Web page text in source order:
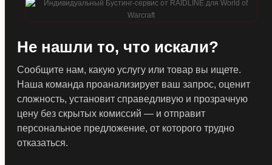
Не нашли то, что искали?
Сообщите нам, какую услугу или товар вы ищете.
Наша команда проанализирует ваш запрос, оценит
сложность, установит справедливую и прозрачную
цену без скрытых комиссий — и отправит
персональное предложение, от которого трудно
отказаться.